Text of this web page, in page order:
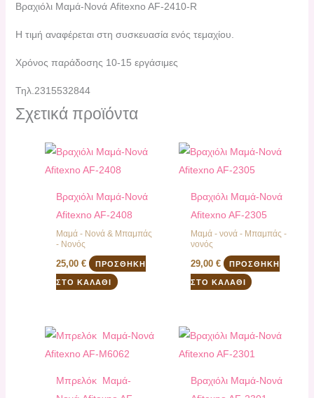
Βραχιόλι Μαμά-Νονά Afitexno AF-2410-R
Η τιμή αναφέρεται στη συσκευασία ενός τεμαχίου.
Χρόνος παράδοσης 10-15 εργάσιμες
Τηλ.2315532844
Σχετικά προϊόντα
Βραχιόλι Μαμά-Νονά
Afitexno AF-2408
Μαμά - Νονά & Μπαμπάς
- Νονός
25,00€ ΠΡΟΣΘΉΚΗ
ΣΤΟ ΚΑΛΆΘΙ
Βραχιόλι Μαμά-Νονά
Afitexno AF-2305
Μαμά - νονά - Μπαμπάς -
νονός
29,00 € ΠΡΟΣΘΉΚΗ
ΣΤΟ ΚΑΛΆΘΙ
Μπρελόκ Μαμά-
Βραχιόλι Μαμά-Νονά